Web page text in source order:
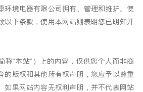
境电器有限公司拥有、管理和维护。使
以下条款，使用本网站则表明您已明知并
“本站”）上的内容，仅供您个人而非商
的版权和其他所有权声明，您应予以尊重
如果网站内容无权利声明，并不代表网站